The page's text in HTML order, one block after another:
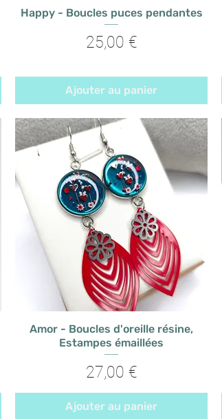
Happy - Boucles puces pendantes
Prix
25,00 €
Ajouter au panier
Amor - Boucles d'oreille résine,
Estampes émaillées
Prix
27,00 €
Ajouter au panier